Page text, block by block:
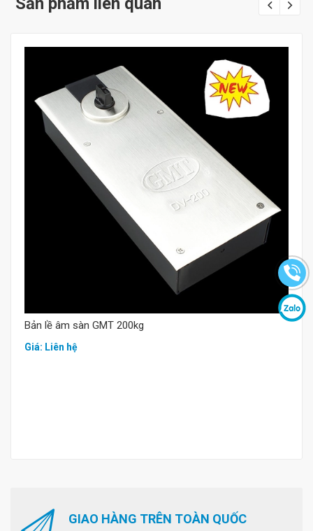
Mua hàng
Bản lề âm sàn GMT 200kg
Giá: Liên hệ
GIAO HÀNG TRÊN TOÀN QUỐC